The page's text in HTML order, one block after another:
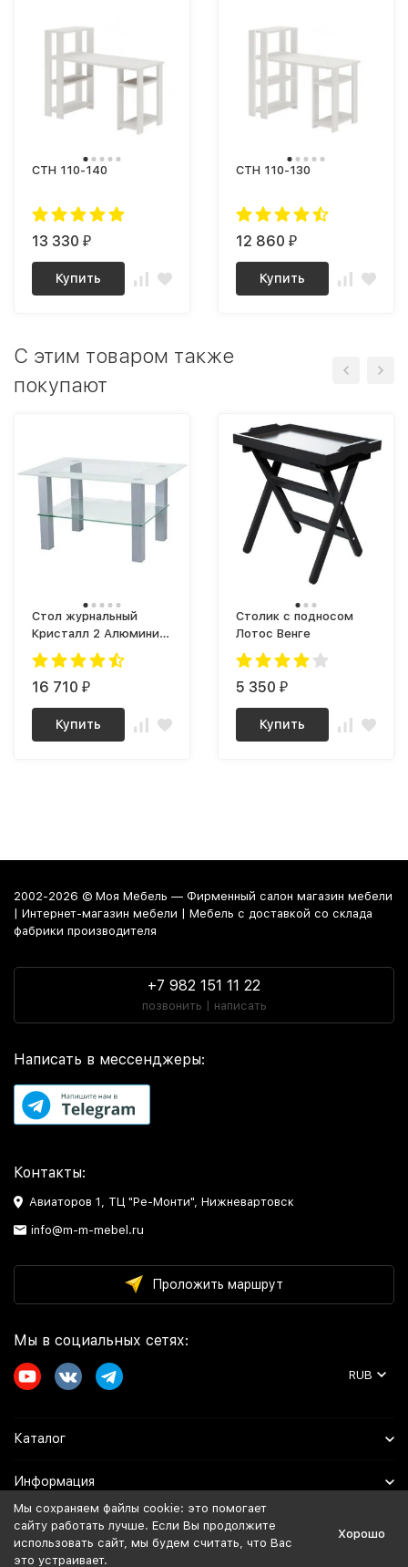
СТН 110-140
13 330 ₽
Купить
СТН 110-130
12 860 ₽
Купить
C этим товаром также
покупают
Стол журнальный
Кристалл 2 Алюминий
/ стекло прозрачное
16 710 ₽
Купить
Столик с подносом
Лотос Венге
5 350 ₽
Купить
2002-2026 © Моя Мебель — Фирменный салон магазин мебели
| Интернет-магазин мебели | Мебель с доставкой со склада
фабрики производителя
+7 982 151 11 22
позвонить | написать
Написать в мессенджеры:
Контакты:
Авиаторов 1, ТЦ "Ре-Монти", Нижневартовск
info@m-m-mebel.ru
Проложить маршрут
Мы в социальных сетях:
RUB
Каталог
Информация
Помощь
Мы сохраняем файлы cookie: это помогает
сайту работать лучше. Если Вы продолжите
использовать сайт, мы будем считать, что Вас
это устраивает.
Хорошо